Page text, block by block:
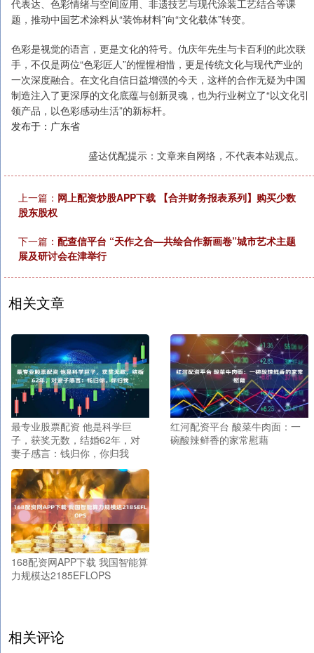
代表达、色彩情绪与空间应用、非遗技艺与现代涂装工艺结合等课
题，推动中国艺术涂料从“装饰材料”向“文化载体”转变。
色彩是视觉的语言，更是文化的符号。仇庆年先生与卡百利的此次联
手，不仅是两位“色彩匠人”的惺惺相惜，更是传统文化与现代产业的
一次深度融合。在文化自信日益增强的今天，这样的合作无疑为中国
制造注入了更深厚的文化底蕴与创新灵魂，也为行业树立了“以文化引
领产品，以色彩感动生活”的新标杆。
发布于：广东省
盛达优配提示：文章来自网络，不代表本站观点。
上一篇： 网上配资炒股APP下载 【合并财务报表系列】购买少数
股东股权
下一篇： 配查信平台 “天作之合—共绘合作新画卷”城市艺术主题
展及研讨会在津举行
相关文章
最专业股票配资 他是科学巨
子，获奖无数，结婚62年，对
妻子感言：钱归你，你归我
红河配资平台 酸菜牛肉面：一
碗酸辣鲜香的家常慰藉
168配资网APP下载 我国智能算
力规模达2185EFLOPS
相关评论